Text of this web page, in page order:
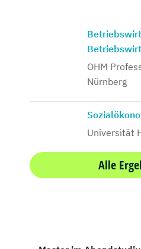
OHM
Nürnberg
Universität
Alle